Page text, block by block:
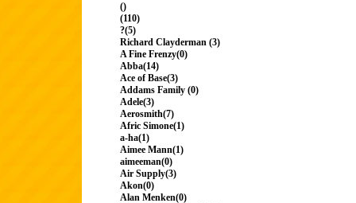
()
(110)
?(5)
Richard Clayderman (3)
A Fine Frenzy(0)
Abba(14)
Ace of Base(3)
Addams Family (0)
Adele(3)
Aerosmith(7)
Afric Simone(1)
a-ha(1)
Aimee Mann(1)
aimeeman(0)
Air Supply(3)
Akon(0)
Alan Menken(0)